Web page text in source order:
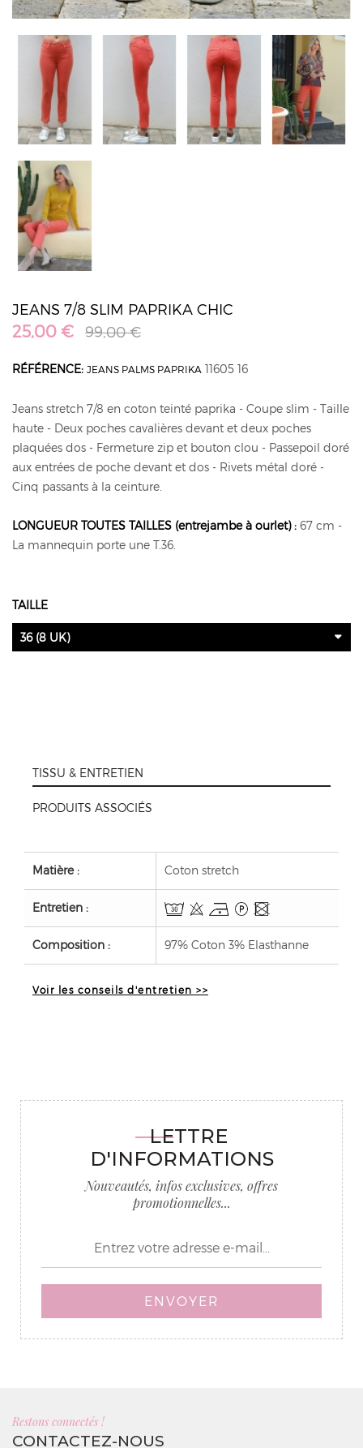
JEANS 7/8 SLIM PAPRIKA CHIC
25,00 € 99,00 €
RÉFÉRENCE: JEANS PALMS PAPRIKA 11605 16
Jeans stretch 7/8 en coton teinté paprika - Coupe slim - Taille
haute - Deux poches cavalières devant et deux poches
plaquées dos - Fermeture zip et bouton clou - Passepoil doré
aux entrées de poche devant et dos - Rivets métal doré -
Cinq passants à la ceinture.
LONGUEUR TOUTES TAILLES (entrejambe à ourlet) : 67 cm -
La mannequin porte une T.36.
TAILLE
36 (8 UK)
TISSU & ENTRETIEN
PRODUITS ASSOCIÉS
Matière : Coton stretch
Entretien :
Composition : 97% Coton 3% Elasthanne
Voir les conseils d'entretien >>
LETTRE
D'INFORMATIONS
Nouveautés, infos exclusives, offres
promotionnelles...
ENVOYER
Restons connectés !
CONTACTEZ-NOUS